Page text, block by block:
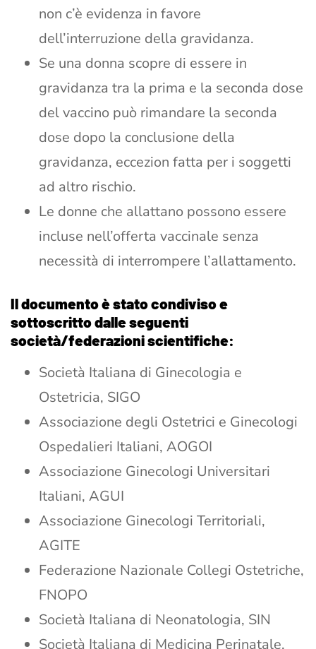
non c’è evidenza in favore
dell’interruzione della gravidanza.
Se una donna scopre di essere in
gravidanza tra la prima e la seconda dose
del vaccino può rimandare la seconda
dose dopo la conclusione della
gravidanza, eccezion fatta per i soggetti
ad altro rischio.
Le donne che allattano possono essere
incluse nell’offerta vaccinale senza
necessità di interrompere l’allattamento.
Il documento è stato condiviso e
sottoscritto dalle seguenti
società/federazioni scientifiche:
Società Italiana di Ginecologia e
Ostetricia, SIGO
Associazione degli Ostetrici e Ginecologi
Ospedalieri Italiani, AOGOI
Associazione Ginecologi Universitari
Italiani, AGUI
Associazione Ginecologi Territoriali,
AGITE
Federazione Nazionale Collegi Ostetriche,
FNOPO
Società Italiana di Neonatologia, SIN
Società Italiana di Medicina Perinatale,